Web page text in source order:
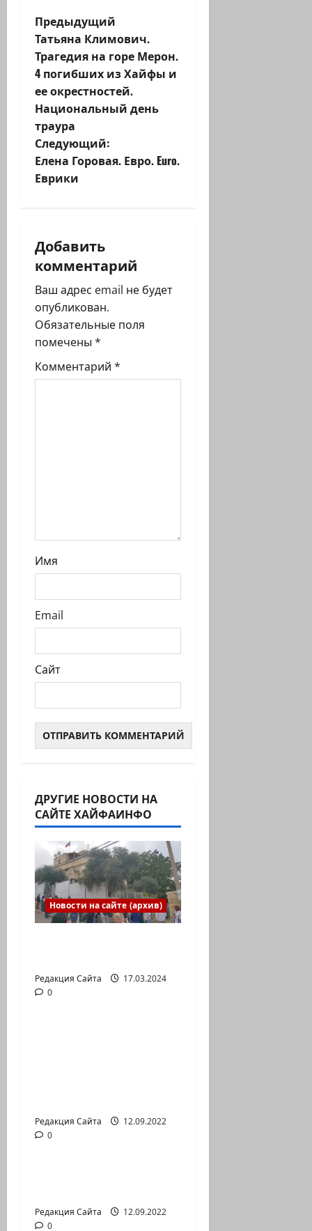
Н
а
в
и
г
а
я
з
а
п
и
Предыдущий
Татьяна Климович.
Трагедия на горе Мерон.
4 погибших из Хайфы и
ее окрестностей.
Национальный день
траура
Следующий:
Елена Горовая. Евро. Euro.
Еврики
Добавить
комментарий
Ваш адрес email не будет
опубликован.
Обязательные поля
помечены *
Комментарий *
Имя
Email
Сайт
ДРУГИЕ НОВОСТИ НА
САЙТЕ ХАЙФАИНФО
Новости на сайте (архив)
Редакция Сайта
17.03.2024
0Новости на сайте (архив)
Редакция Сайта
12.09.2022
0Новости на сайте (архив)
Редакция Сайта
12.09.2022
0